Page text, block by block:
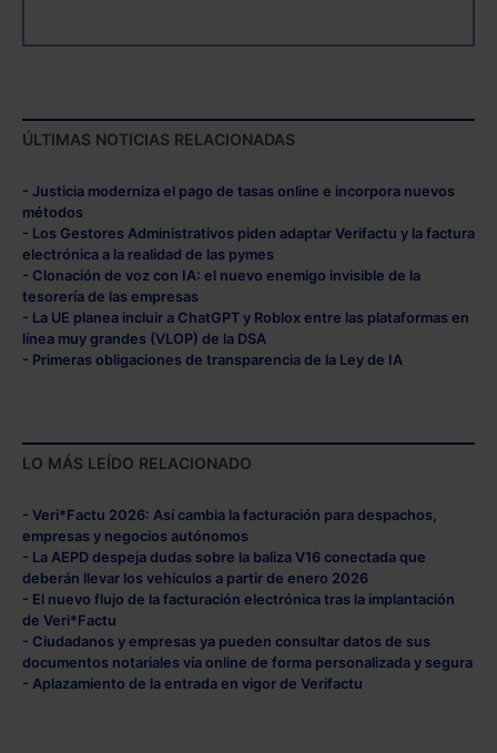
ÚLTIMAS NOTICIAS RELACIONADAS
- Justicia moderniza el pago de tasas online e incorpora nuevos
métodos
- Los Gestores Administrativos piden adaptar Verifactu y la factura
electrónica a la realidad de las pymes
- Clonación de voz con IA: el nuevo enemigo invisible de la
tesorería de las empresas
- La UE planea incluir a ChatGPT y Roblox entre las plataformas en
línea muy grandes (VLOP) de la DSA
- Primeras obligaciones de transparencia de la Ley de IA
LO MÁS LEÍDO RELACIONADO
- Veri*Factu 2026: Así cambia la facturación para despachos,
empresas y negocios autónomos
- La AEPD despeja dudas sobre la baliza V16 conectada que
deberán llevar los vehículos a partir de enero 2026
- El nuevo flujo de la facturación electrónica tras la implantación
de Veri*Factu
- Ciudadanos y empresas ya pueden consultar datos de sus
documentos notariales vía online de forma personalizada y segura
- Aplazamiento de la entrada en vigor de Verifactu